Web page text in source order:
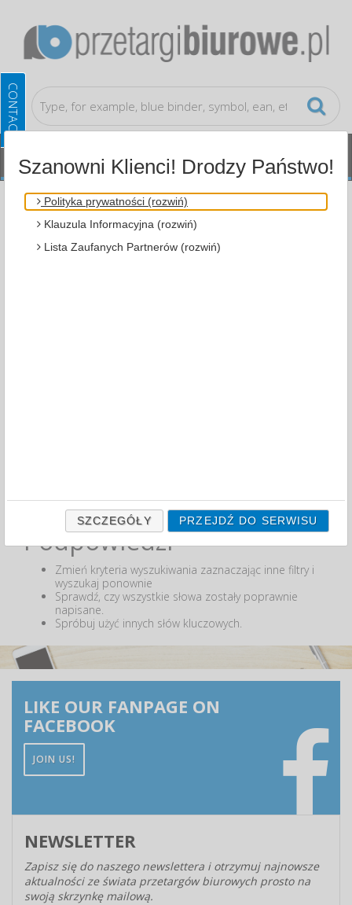
Small Office Accessories Copier Paper
lub podana fraza "" nie została odnaleziona.
Podpowiedzi
Zmień kryteria wyszukiwania zaznaczając inne filtry i
wyszukaj ponownie
Sprawdź, czy wszystkie słowa zostały poprawnie
napisane.
Spróbuj użyć innych słów kluczowych.
LIKE OUR FANPAGE ON
FACEBOOK
JOIN US!
NEWSLETTER
Zapisz się do naszego newslettera i otrzymuj najnowsze
aktualności ze świata przetargów biurowych prosto na
swoją skrzynkę mailową.
Szanowni Klienci! Drodzy Państwo!
Polityka prywatności (rozwiń)
Klauzula Informacyjna (rozwiń)
Lista Zaufanych Partnerów (rozwiń)
SZCZEGÓŁY PRZEJDŹ DO SERWISU